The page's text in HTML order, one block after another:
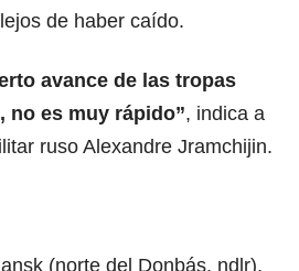
de haber caído.
avance de las tropas
no es muy rápido”, indica a
ruso Alexandre Jramchijin.
(norte del Donbás, ndlr),